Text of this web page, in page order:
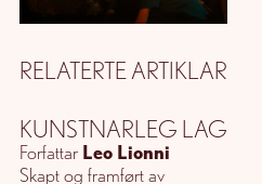
RELATERTE ARTIKLAR
KUNSTNARLEG LAG
Forfattar Leo Lionni
Skapt og framført av